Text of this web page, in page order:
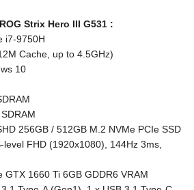
Strix Hero III G531 :
i7-9750H
Cache, up to 4.5GHz)
10
256GB / 512GB M.2 NVMe PCIe SSD
FHD (1920x1080), 144Hz 3ms,
GTX 1660 Ti 6GB GDDR6 VRAM